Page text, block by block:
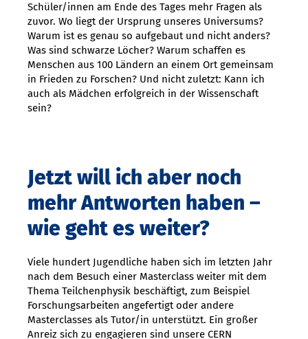
Schüler/innen am Ende des Tages mehr Fragen als
zuvor. Wo liegt der Ursprung unseres Universums?
Warum ist es genau so aufgebaut und nicht anders?
Was sind schwarze Löcher? Warum schaffen es
Menschen aus 100 Ländern an einem Ort gemeinsam
in Frieden zu Forschen? Und nicht zuletzt: Kann ich
auch als Mädchen erfolgreich in der Wissenschaft
sein?
Jetzt will ich aber noch
mehr Antworten haben –
wie geht es weiter?
Viele hundert Jugendliche haben sich im letzten Jahr
nach dem Besuch einer Masterclass weiter mit dem
Thema Teilchenphysik beschäftigt, zum Beispiel
Forschungsarbeiten angefertigt oder andere
Masterclasses als Tutor/in unterstützt. Ein großer
Anreiz sich zu engagieren sind unsere CERN